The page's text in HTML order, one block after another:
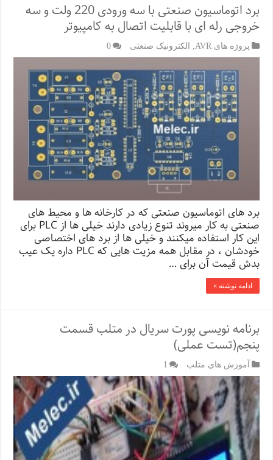
برد اتوماسیون صنعتی با سه ورودی 220 ولت و سه
خروجی رله ای با قابلیت اتصال به کامپیوتر
پروژه های AVR الکترونیک صنعتی 0
برد های اتوماسیون صنعتی که در کارخانه ها و محیط های
صنعتی به کار میروند تنوع زیادی دارند خیلی ها از PLC برای
این کار استفاده میکنند و خیلی ها از برد های اختصاصی
خودشان ، در مقابل همه مزیت هایی که PLC داره یک عیب
بدش قیمت آن برای …
ادامه نوشته »
برنامه نویسی پورت سریال در متلب قسمت
پنجم(تست عملی)
آموزش های متلب 1